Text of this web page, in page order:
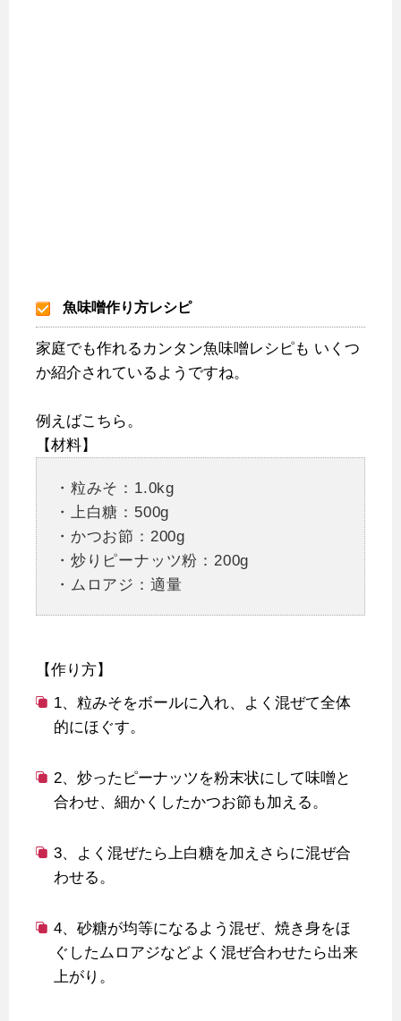
魚味噌作り方レシピ
家庭でも作れるカンタン魚味噌レシピも いくつ
か紹介されているようですね。
例えばこちら。
【材料】
・粒みそ：1.0kg
・上白糖：500g
・かつお節：200g
・炒りピーナッツ粉：200g
・ムロアジ：適量
【作り方】
1、粒みそをボールに入れ、よく混ぜて全体
的にほぐす。
2、炒ったピーナッツを粉末状にして味噌と
合わせ、細かくしたかつお節も加える。
3、よく混ぜたら上白糖を加えさらに混ぜ合
わせる。
4、砂糖が均等になるよう混ぜ、焼き身をほ
ぐしたムロアジなどよく混ぜ合わせたら出来
上がり。